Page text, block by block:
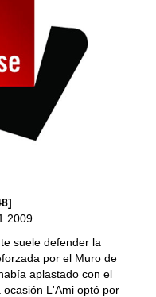
suele defender la
por el Muro de
aplastado con el
L'Ami optó por